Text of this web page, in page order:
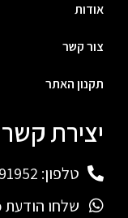
אודות
צור קשר
תקנון האתר
יצירת קשר
טלפון: 04-6891952
שלחו הודעת WhatsApp